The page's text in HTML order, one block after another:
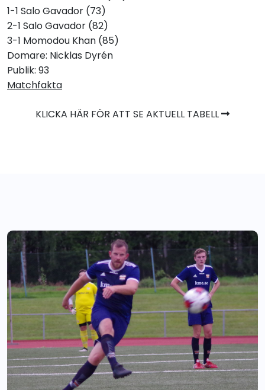
1-1 Salo Gavador (73)
2-1 Salo Gavador (82)
3-1 Momodou Khan (85)
Domare: Nicklas Dyrén
Publik: 93
Matchfakta
KLICKA HÄR FÖR ATT SE AKTUELL TABELL